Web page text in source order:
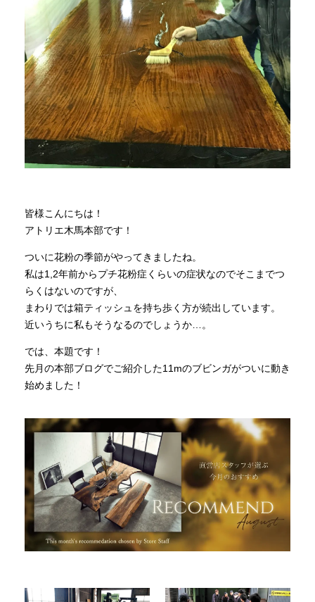
MOKUBA について
商品情報
直営店
イベント
全商品一覧
新入荷情報
納品事例
MOKUBA CHANNEL
よくあるご質問
お問い合わせ
皆様こんにちは！
アトリエ木馬本部です！
ついに花粉の季節がやってきましたね。
私は1,2年前からプチ花粉症くらいの症状なのでそこまでつ
らくはないのですが、
まわりでは箱ティッシュを持ち歩く方が続出しています。
近いうちに私もそうなるのでしょうか…。
では、本題です！
先月の本部ブログでご紹介した11mのブビンガがついに動き
始めました！